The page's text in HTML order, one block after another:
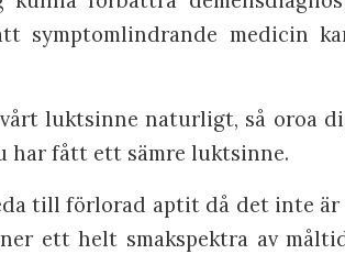
symptomlindrande medicin
luktsinne naturligt, så oroa
har fått ett sämre luktsinne.
till förlorad aptit då det inte
ett helt smakspektra av